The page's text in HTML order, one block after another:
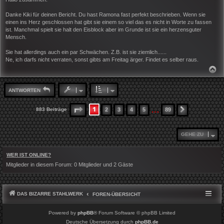
a
g
Danke Kiki für deinen Bericht. Du hast Ramona fast perfekt beschrieben. Wenn sie
einen ins Herz geschlossen hat gibt sie einem so viel das es nicht in Worte zu fassen
ist. Manchmal spielt sie halt den Eisblock aber im Grunde ist sie ein herzensguter
Mensch.
Sie hat allerdings auch ein par Schwächen. Z.B. ist sie ziemlich......
Ne, ich darfs nicht verraten, sonst gibts am Freitag ärger. Findet es selber raus.
C
H
O
B
E
N
ANTWORTEN
883 Beiträge SEITE1 VON89
1 2 3 4 5 … 89 NÄCHSTE
GEHE ZU
WER IST ONLINE?
Mitglieder in diesem Forum: 0 Mitglieder und 2 Gäste
DAS BIZARRE STAHLWERK FOREN-ÜBERSICHT
Powered by phpBB® Forum Software © phpBB Limited
Deutsche Übersetzung durch phpBB.de